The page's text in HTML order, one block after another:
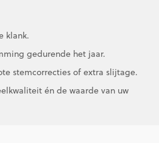
klank.
gedurende het jaar.
stemcorrecties of extra slijtage.
én de waarde van uw